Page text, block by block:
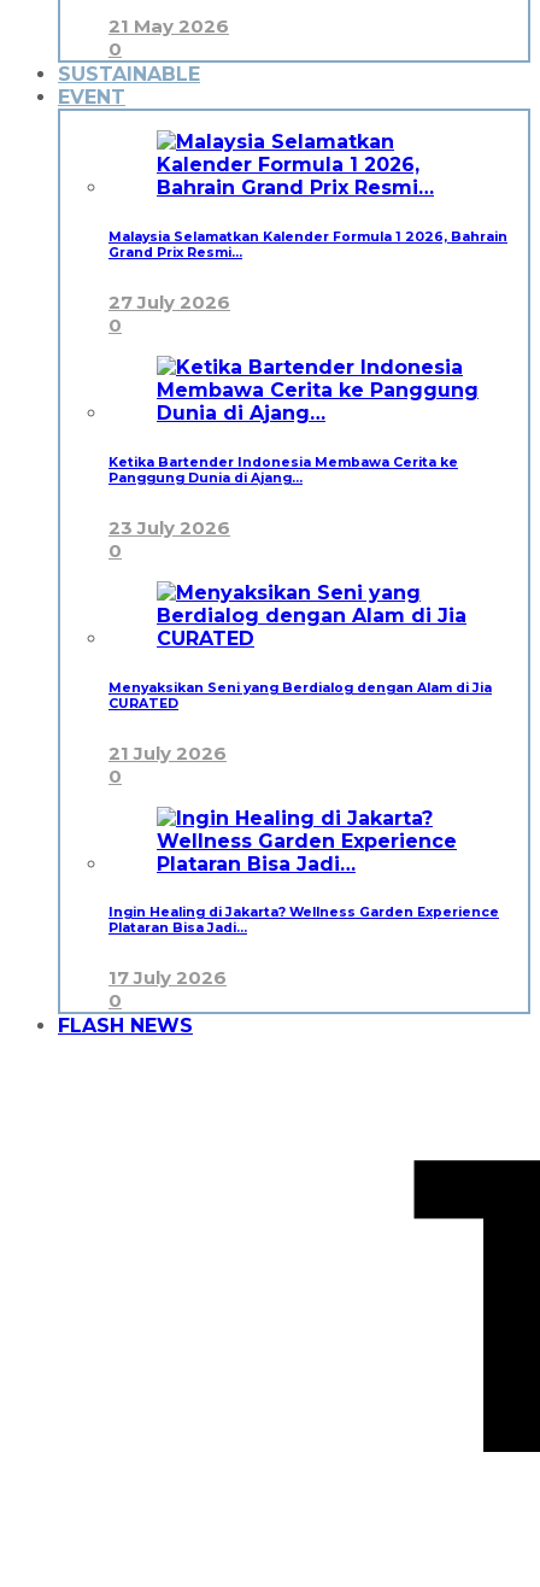
21 May 2026
0
SUSTAINABLE
EVENT
Malaysia Selamatkan Kalender Formula 1 2026, Bahrain
Grand Prix Resmi…
27 July 2026
0
Ketika Bartender Indonesia Membawa Cerita ke
Panggung Dunia di Ajang…
23 July 2026
0
Menyaksikan Seni yang Berdialog dengan Alam di Jia
CURATED
21 July 2026
0
Ingin Healing di Jakarta? Wellness Garden Experience
Plataran Bisa Jadi…
17 July 2026
0
FLASH NEWS